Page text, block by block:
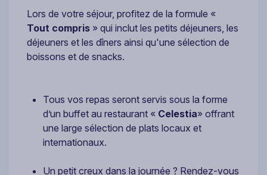
Lors de votre séjour, profitez de la formule «
Tout compris » qui inclut les petits déjeuners, les
déjeuners et les dîners ainsi qu'une sélection de
boissons et de snacks.
Tous vos repas seront servis sous la forme
d’un buffet au restaurant « Celestia» offrant
une large sélection de plats locaux et
internationaux.
Un petit creux dans la journée ? Rendez-vous